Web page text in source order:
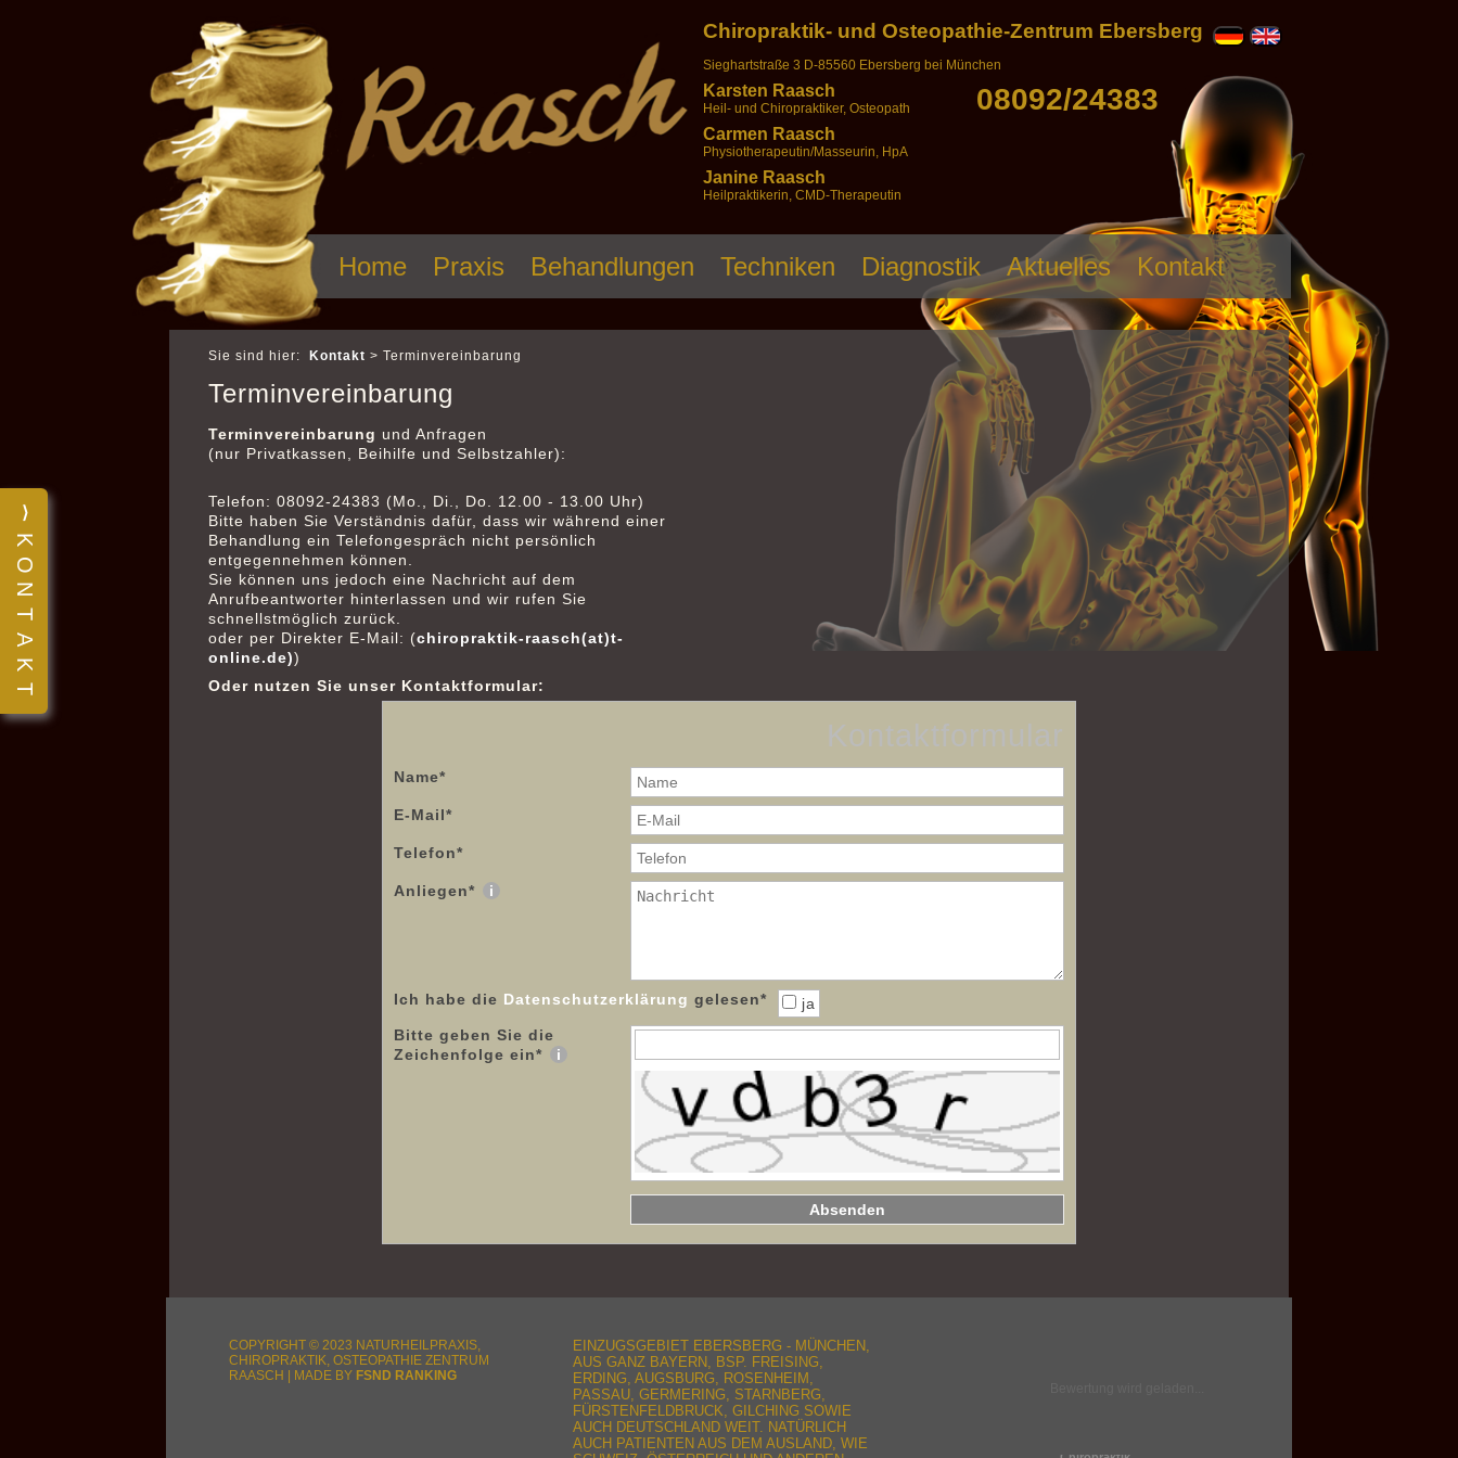
Chiropraktik- und Osteopathie-Zentrum Ebersberg
Sieghartstraße 3 D-85560 Ebersberg bei München
08092/24383
Karsten Raasch
Heil- und Chiropraktiker, Osteopath
Carmen Raasch
Physiotherapeutin/Masseurin, HpA
Janine Raasch
Heilpraktikerin, CMD-Therapeutin
Home Praxis Behandlungen Techniken Diagnostik Aktuelles Kontakt
Sie sind hier: Kontakt > Terminvereinbarung
Terminvereinbarung
Terminvereinbarung und Anfragen
(nur Privatkassen, Beihilfe und Selbstzahler):
Telefon: 08092-24383 (Mo., Di., Do. 12.00 - 13.00 Uhr)
Bitte haben Sie Verständnis dafür, dass wir während einer
Behandlung ein Telefongespräch nicht persönlich
entgegennehmen können.
Sie können uns jedoch eine Nachricht auf dem
Anrufbeantworter hinterlassen und wir rufen Sie
schnellstmöglich zurück.
oder per Direkter E-Mail: (chiropraktik-raasch(at)t-
online.de))
Oder nutzen Sie unser Kontaktformular:
Kontaktformular
Name*
E-Mail*
Telefon*
Anliegen*
Ich habe die Datenschutzerklärung gelesen*
ja
Bitte geben Sie die
Zeichenfolge ein*
COPYRIGHT © 2023 NATURHEILPRAXIS,
CHIROPRAKTIK, OSTEOPATHIE ZENTRUM
RAASCH | MADE BY FSND RANKING
EINZUGSGEBIET EBERSBERG - MÜNCHEN,
AUS GANZ BAYERN, BSP. FREISING,
ERDING, AUGSBURG, ROSENHEIM,
PASSAU, GERMERING, STARNBERG,
FÜRSTENFELDBRUCK, GILCHING SOWIE
AUCH DEUTSCHLAND WEIT. NATÜRLICH
AUCH PATIENTEN AUS DEM AUSLAND, WIE
⟩
K
O
N
T
A
K
T